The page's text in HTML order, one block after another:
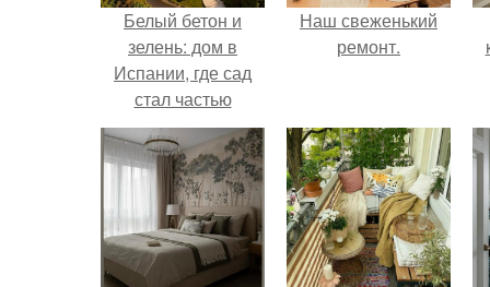
Белый бетон и
зелень: дом в
Испании, где сад
стал частью
интерьера.
Наш свеженький
ремонт.